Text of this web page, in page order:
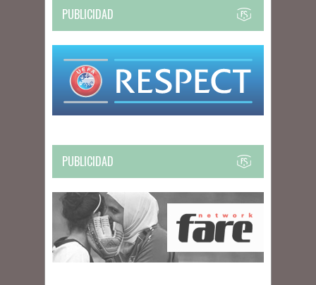
PUBLICIDAD
PUBLICIDAD